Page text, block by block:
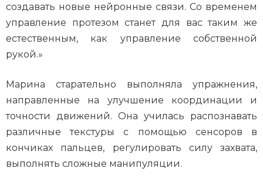
создавать новые нейронные связи. Со временем
управление протезом станет для вас таким же
естественным, как управление собственной
рукой.»
Марина старательно выполняла упражнения,
направленные на улучшение координации и
точности движений. Она училась распознавать
различные текстуры с помощью сенсоров в
кончиках пальцев, регулировать силу захвата,
выполнять сложные манипуляции.